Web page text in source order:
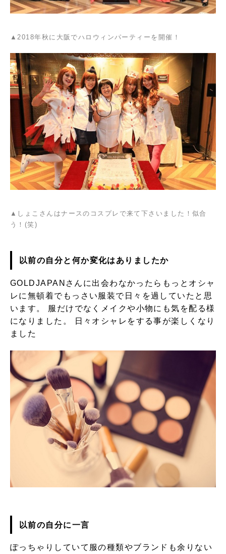
▲2018年秋に大阪でハロウィンパーティーを開催！
▲しょこさんはナースのコスプレで来て下さいました！似合
う！(笑)
以前の自分と何か変化はありましたか
GOLDJAPANさんに出会わなかったらもっとオシャ
レに無頓着でもっさい服装で日々を過していたと思
います。 服だけでなくメイクや小物にも気を配る様
になりました。 日々オシャレをする事が楽しくなり
ました
以前の自分に一言
ぽっちゃりしていて服の種類やブランドも余りない